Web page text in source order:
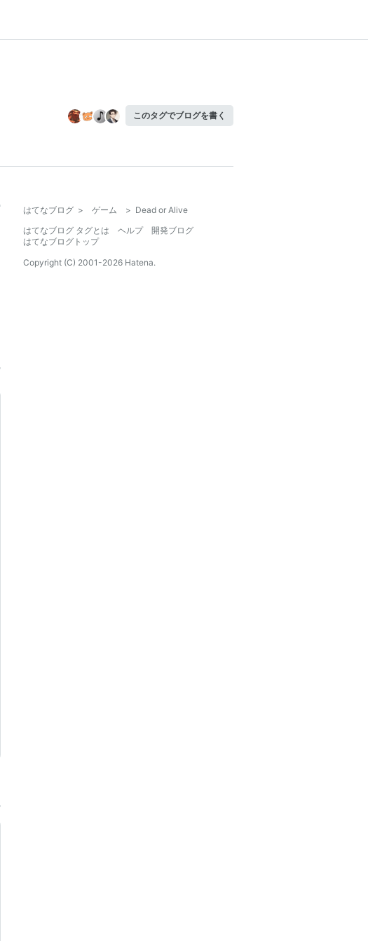
このタグでブログを書く
はてなブログ > ゲーム > Dead or Alive
はてなブログ タグとは
ヘルプ
開発ブログ
はてなブログトップ
Copyright (C) 2001-2026 Hatena.